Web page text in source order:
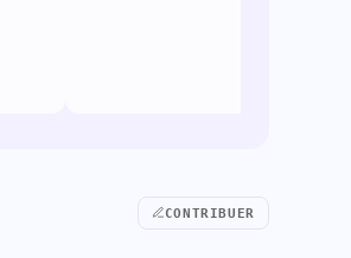
CONTRIBUER